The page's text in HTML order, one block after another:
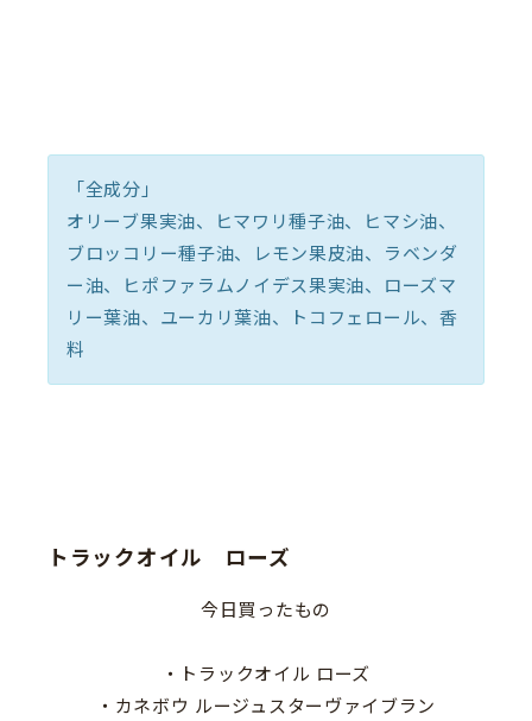
「全成分」
オリーブ果実油、ヒマワリ種子油、ヒマシ油、
ブロッコリー種子油、レモン果皮油、ラベンダ
ー油、ヒポファラムノイデス果実油、ローズマ
リー葉油、ユーカリ葉油、トコフェロール、香
料
トラックオイル ローズ
今日買ったもの
・トラックオイル ローズ
・カネボウ ルージュスターヴァイブラン